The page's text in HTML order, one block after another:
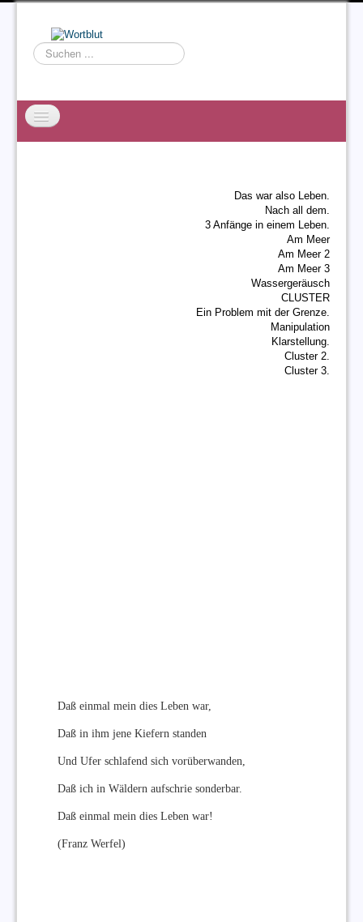
Suchen
...
Das war also Leben.
Nach all dem.
3 Anfänge in einem Leben.
Am Meer
Am Meer 2
Am Meer 3
Wassergeräusch
CLUSTER
Ein Problem mit der Grenze.
Manipulation
Klarstellung.
Cluster 2.
Cluster 3.
Daß einmal mein dies Leben war,
Daß in ihm jene Kiefern standen
Und Ufer schlafend sich vorüberwanden,
Daß ich in Wäldern aufschrie sonderbar.
Daß einmal mein dies Leben war!
(Franz Werfel)